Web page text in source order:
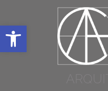
Abrir barra de herramientas